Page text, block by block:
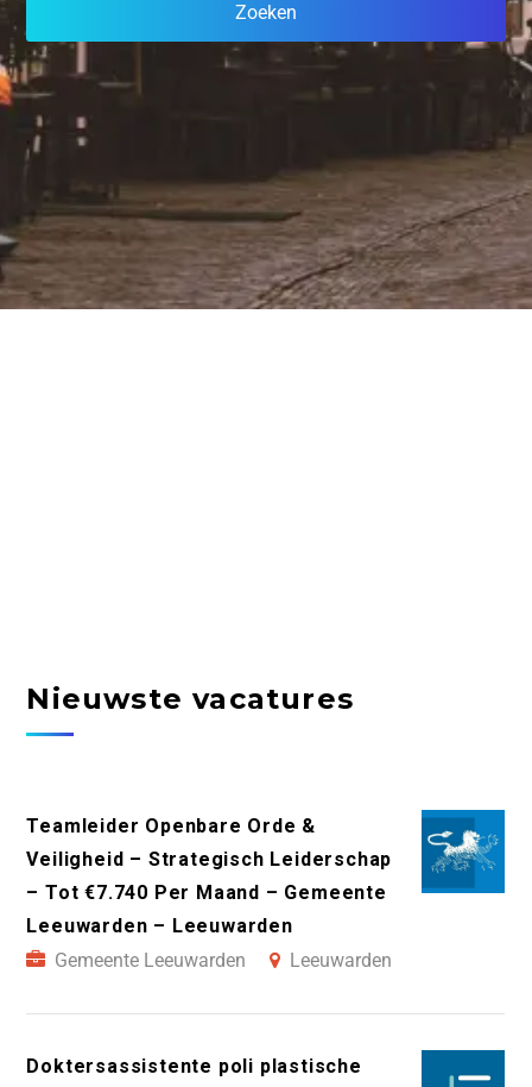
Nieuwste vacatures
Teamleider Openbare Orde &
Veiligheid – Strategisch Leiderschap
– Tot €7.740 Per Maand – Gemeente
Leeuwarden – Leeuwarden
Gemeente Leeuwarden
Leeuwarden
Doktersassistente poli plastische